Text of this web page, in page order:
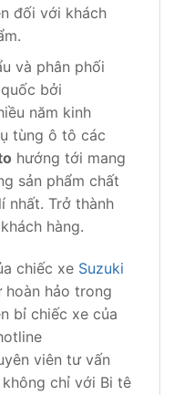
đối với khách
và phân phối
bởi
năm kinh
tùng ô tô các
hướng tới mang
sản phẩm chất
nhất. Trở thành
hàng.
chiếc xe Suzuki
hoàn hảo trong
bỉ chiếc xe của
viên tư vấn
chỉ với Bi tê